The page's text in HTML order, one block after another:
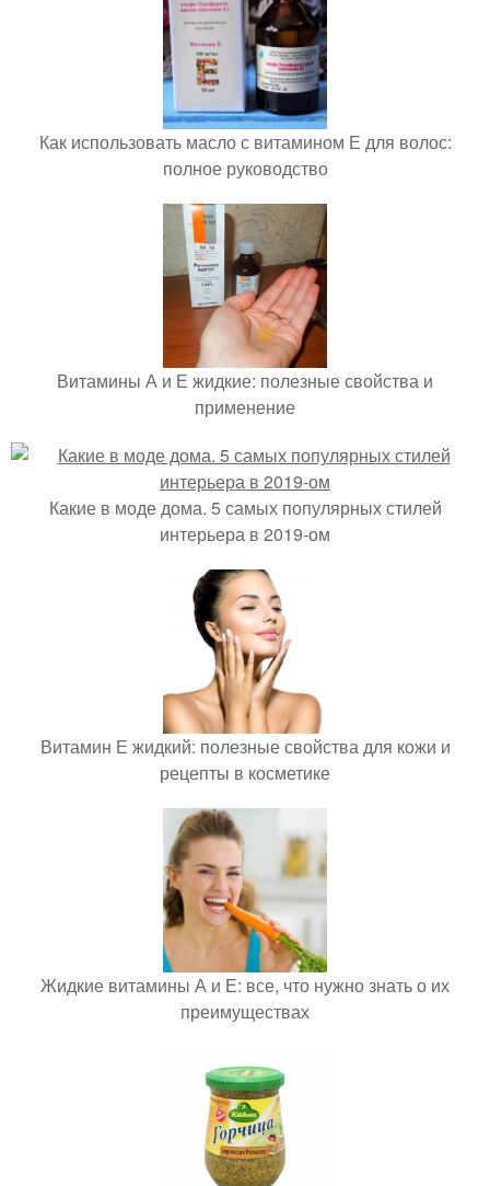
Как использовать масло с витамином Е для волос:
полное руководство
Витамины А и Е жидкие: полезные свойства и
применение
Какие в моде дома. 5 самых популярных стилей
интерьера в 2019-ом
Витамин Е жидкий: полезные свойства для кожи и
рецепты в косметике
Жидкие витамины А и Е: все, что нужно знать о их
преимуществах